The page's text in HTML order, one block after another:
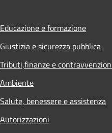
Educazione e formazione
Giustizia e sicurezza pubblica
Tributi,finanze e
Ambiente
Salute, benessere e assistenza
Autorizzazioni